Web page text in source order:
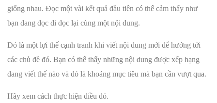
giống nhau. Đọc một vài kết quả đầu tiên có thể cảm thấy như
bạn đang đọc đi đọc lại cùng một nội dung.
Đó là một lợi thế cạnh tranh khi viết nội dung mới để hướng tới
các chủ đề đó. Bạn có thể thấy những nội dung được xếp hạng
đang viết thế nào và đó là khoảng mục tiêu mà bạn cần vượt qua.
Hãy xem cách thực hiện điều đó.